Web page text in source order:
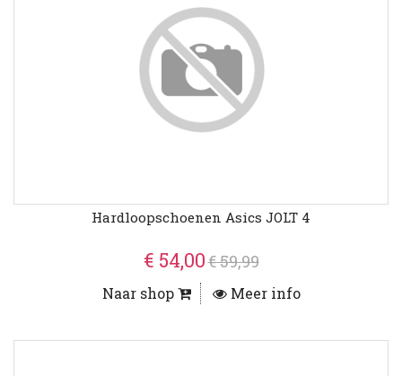
Hardloopschoenen Asics JOLT 4
€ 54,00€ 59,99
Naar shop Meer info